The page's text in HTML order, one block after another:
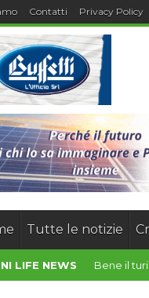
Contatti Privacy Policy
Tutte le notizie
LIFE NEWS Rampa